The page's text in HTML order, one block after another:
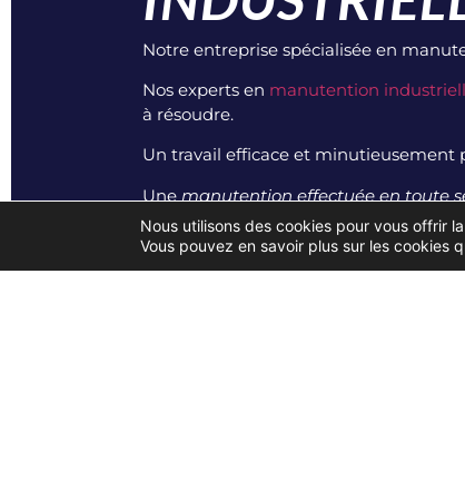
Notre entreprise spécialisée en
Nos experts en manutention
à résoudre.
Un travail efficace et minutieusement
Une manutention effectuée en toute
Le levage ou le glissage de charges
supplémentaires.
Nous utilisons des cookies pour vous offrir
Vous pouvez en savoir plus sur les cookies